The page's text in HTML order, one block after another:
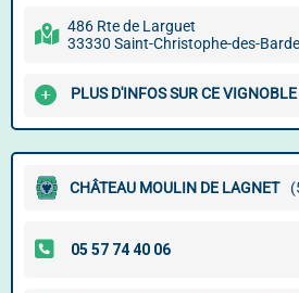
486 Rte de Larguet
33330 Saint-Christophe-des-
PLUS D'INFOS SUR CE VIGNOBLE
CHÂTEAU MOULIN DE LAGNET